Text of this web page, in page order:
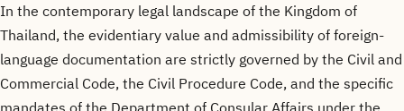
In the contemporary legal landscape of the Kingdom of
Thailand, the evidentiary value and admissibility of foreign-
language documentation are strictly governed by the Civil and
Commercial Code, the Civil Procedure Code, and the specific